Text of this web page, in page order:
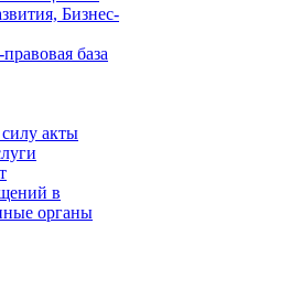
Бизнес-
база
акты
в
органы